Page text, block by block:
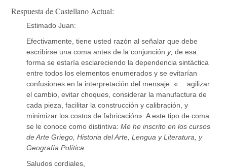
Respuesta de Castellano Actual:
Estimado Juan:
Efectivamente, tiene usted razón al señalar que debe
escribirse una coma antes de la conjunción y;de esa
forma se estaría esclareciendo la dependencia sintáctica
entre todos los elementos enumerados y se evitarían
confusiones en la interpretación del mensaje: «… agilizar
el cambio, evitar choques, considerar la manufactura de
cada pieza, facilitar la construcción y calibración, y
minimizar los costos de fabricación». A este tipo de coma
se le conoce como distintiva:Me he inscrito en los cursos
de Arte Griego, Historia del Arte, Lengua y Literatura, y
Geografía Política
Saludos cordiales,